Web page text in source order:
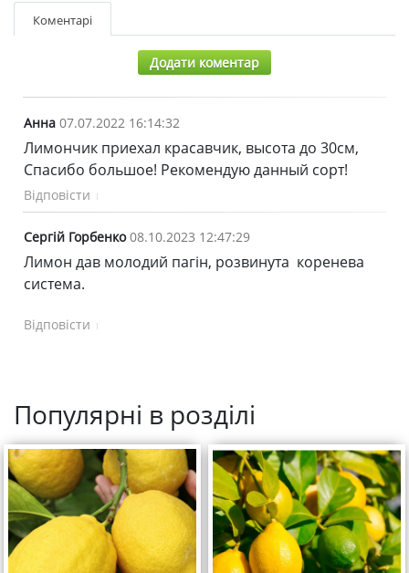
Коментарі
Додати коментар
Анна 07.07.2022 16:14:32
Лимончик приехал красавчик, высота до 30см,
Спасибо большое! Рекомендую данный сорт!
Відповісти
Сергій Горбенко 08.10.2023 12:47:29
Лимон дав молодий пагін, розвинута коренева
система.
Відповісти
Популярні в розділі